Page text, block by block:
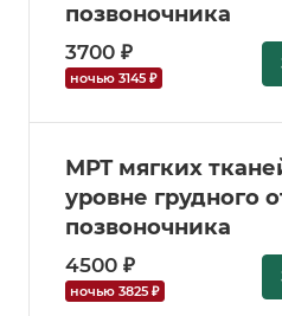
позвоночника
3700 ₽
ночью 3145 ₽
МРТ мягких
уровне грудного
позвоночника
4500 ₽
ночью 3825 ₽